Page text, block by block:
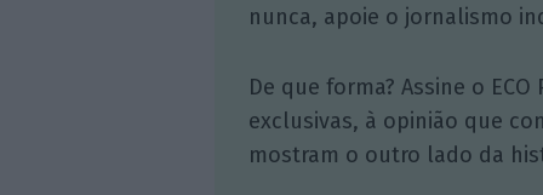
nunca, apoie o jornalismo
De que forma? Assine o
exclusivas, à opinião que
mostram o outro lado da